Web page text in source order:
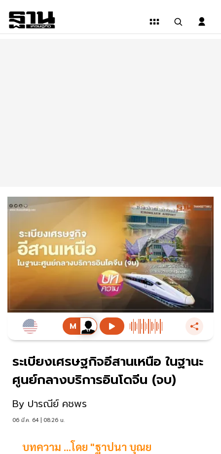
ระเบียงเศรษฐกิจอีสานเหนือ ในฐานะ
ศูนย์กลางบริการอินโดจีน (จบ)
By ปารณีย์ คชพร
06 มี.ค. 64 | 08:26 น.
บทความ ...โดย "ฐาปนา บุณย